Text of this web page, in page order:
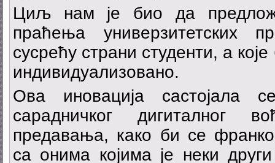
Циљ нам је био да
праћења универзитетских
сусрећу страни студенти, а
индивидуализовано.
Ова иновација састојала
сарадничког дигиталног
предавања, како би се
са онима којима је неки